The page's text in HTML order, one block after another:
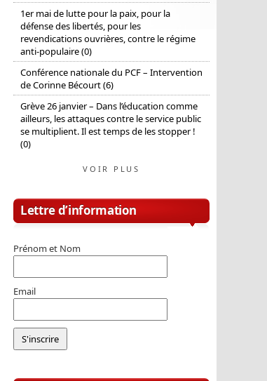
1er mai de lutte pour la paix, pour la
défense des libertés, pour les
revendications ouvrières, contre le régime
anti-populaire (0)
Conférence nationale du PCF – Intervention
de Corinne Bécourt (6)
Grève 26 janvier – Dans l’éducation comme
ailleurs, les attaques contre le service public
se multiplient. Il est temps de les stopper !
(0)
VOIR PLUS
Lettre d’information
Prénom et Nom
Email